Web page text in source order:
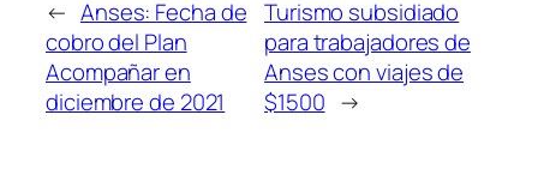
← Anses: Fecha de
cobro del Plan
Acompañar en
diciembre de 2021
Turismo subsidiado
para trabajadores de
Anses con viajes de
$1500 →